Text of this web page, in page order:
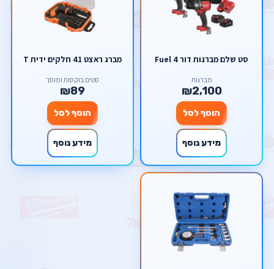
סט שלם מברגות דור 4 Fuel
מברגות
₪2,100
הוסף לסל
מידע נוסף
מברג ראצט 41 חלקים ידית T
סטים בוקסות ומוסך
₪89
הוסף לסל
מידע נוסף